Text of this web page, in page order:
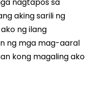
aking sarili ng
ng ilang
ng mga mag-aaral
kong magaling ako